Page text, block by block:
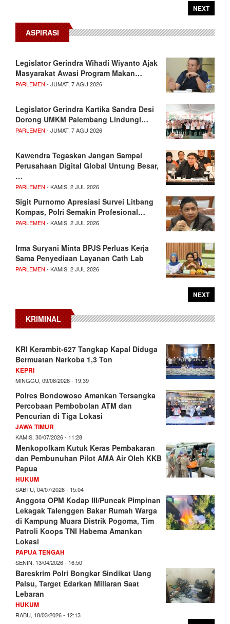
NEXT
ASPIRASI
Legislator Gerindra Wihadi Wiyanto Ajak
Masyarakat Awasi Program Makan…
PARLEMEN - JUMAT, 7 AGU 2026
Legislator Gerindra Kartika Sandra Desi
Dorong UMKM Palembang Lindungi…
PARLEMEN - JUMAT, 7 AGU 2026
Kawendra Tegaskan Jangan Sampai
Perusahaan Digital Global Untung Besar,
…
PARLEMEN - KAMIS, 2 JUL 2026
Sigit Purnomo Apresiasi Survei Litbang
Kompas, Polri Semakin Profesional…
PARLEMEN - KAMIS, 2 JUL 2026
Irma Suryani Minta BPJS Perluas Kerja
Sama Penyediaan Layanan Cath Lab
PARLEMEN - KAMIS, 2 JUL 2026
NEXT
KRIMINAL
KRI Kerambit-627 Tangkap Kapal Diduga
Bermuatan Narkoba 1,3 Ton
KEPRI
MINGGU, 09/08/2026 - 19:39
Polres Bondowoso Amankan Tersangka
Percobaan Pembobolan ATM dan
Pencurian di Tiga Lokasi
JAWA TIMUR
KAMIS, 30/07/2026 - 11:28
Menkopolkam Kutuk Keras Pembakaran
dan Pembunuhan Pilot AMA Air Oleh KKB
Papua
HUKUM
SABTU, 04/07/2026 - 15:04
Anggota OPM Kodap III/Puncak Pimpinan
Lekagak Talenggen Bakar Rumah Warga
di Kampung Muara Distrik Pogoma, Tim
Patroli Koops TNI Habema Amankan
Lokasi
PAPUA TENGAH
SENIN, 13/04/2026 - 16:50
Bareskrim Polri Bongkar Sindikat Uang
Palsu, Target Edarkan Miliaran Saat
Lebaran
HUKUM
RABU, 18/03/2026 - 12:13